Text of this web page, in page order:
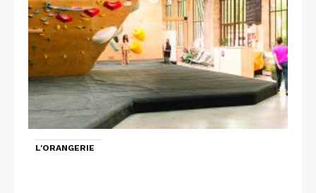
L'ORANGERIE